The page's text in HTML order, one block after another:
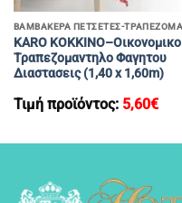
KARO ΚΟΚΚΙΝΟ–Οικονομικο
Τραπεζομαντηλο Φαγητου
Διαστασεις (1,40 x 1,60m)
Τιμή προϊόντος: 5,60€